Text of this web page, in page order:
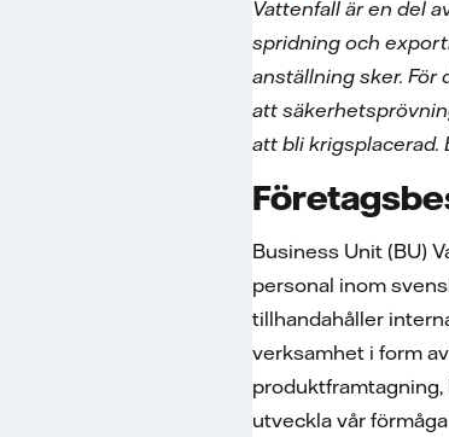
Vattenfall är en del
spridning och
anställning sker.
att
att bli
Business Unit (BU)
personal inom
tillhandahåller
verksamhet i form
utveckla vår